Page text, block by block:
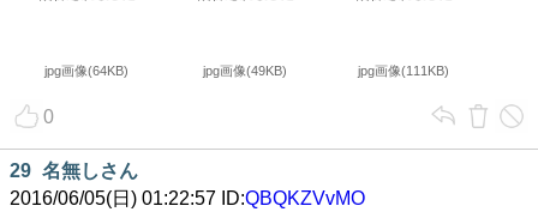
jpg画像(64KB) jpg画像(49KB) jpg画像(111KB)
0
29 名無しさん
2016/06/05(日) 01:22:57 ID:QBQKZVvMO